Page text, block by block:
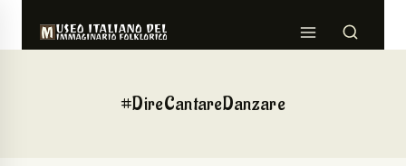
#DireCantareDanzare